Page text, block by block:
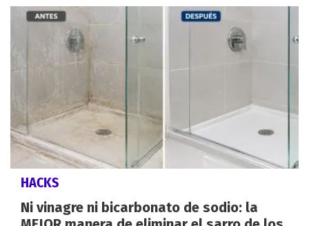
HACKS
Ni vinagre ni bicarbonato de sodio: la